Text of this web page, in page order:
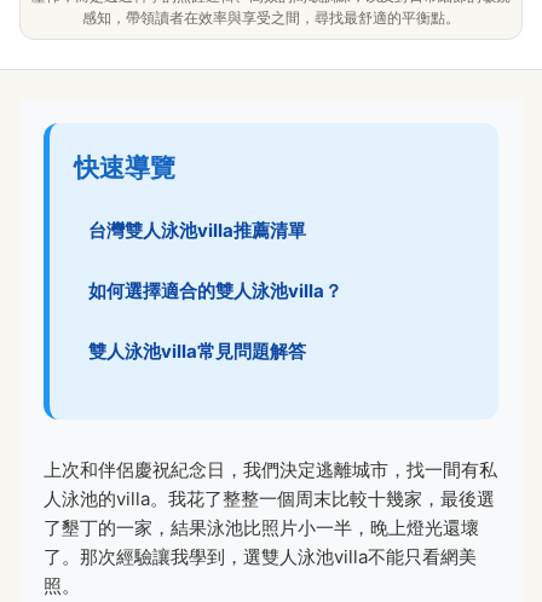
感知，帶領讀者在效率與享受之間，尋找最舒適的平衡點。
快速導覽
台灣雙人泳池villa推薦清單
如何選擇適合的雙人泳池villa？
雙人泳池villa常見問題解答
上次和伴侶慶祝紀念日，我們決定逃離城市，找一間有私
人泳池的villa。我花了整整一個周末比較十幾家，最後選
了墾丁的一家，結果泳池比照片小一半，晚上燈光還壞
了。那次經驗讓我學到，選雙人泳池villa不能只看網美
照。